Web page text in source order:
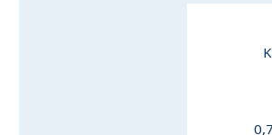
0,7